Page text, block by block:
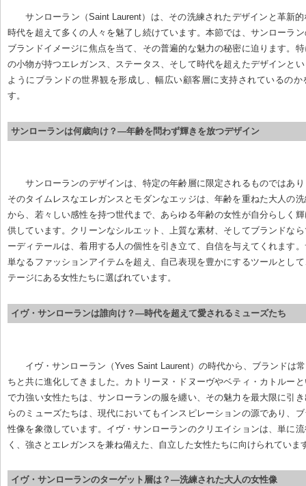
サンローラン（Saint Laurent）は、その洗練されたデザインと革新
時代を超えて多くの人々を魅了し続けています。本節では、サンローラ
ブランドイメージに焦点を当て、その普遍的な魅力の秘密に迫ります。
の小物が持つエレガンス、ステータス、そして時代を超えたデザインと
ようにブランドの世界観を形成し、幅広い顧客層に支持されているのか
す。
サンローランは何歳向け？—年齢を問わず輝きを放つデザイン
サンローランのデザインは、特定の年齢層に限定されるものではあ
そのタイムレスなエレガンスとモダンなエッジは、年齢を重ねた大人の
から、若々しい感性を持つ世代まで、あらゆる年齢の女性が自分らしく
供しています。クリーンなシルエット、上質な素材、そしてブランドな
ーディテールは、着用する人の個性を引き立て、自信を与えてくれます
単なるファッションアイテムを超え、自己表現を豊かにするツールとし
テージにある女性たちに選ばれています。
イヴ・サンローランは誰向け？—時代を超えて愛されるミューズたち
イヴ・サンローラン（Yves Saint Laurent）の時代から、ブランドは
ちと共に進化してきました。カトリーヌ・ドヌーヴやベティ・カトルー
で力強い女性たちは、サンローランの服を纏い、その魅力を最大限に引
らのミューズたちは、現代においてもインスピレーションの源であり、
性像を象徴しています。イヴ・サンローランのクリエイションは、単に
く、強さとエレガンスを兼ね備えた、自立した女性たちに向けられていま
イヴ・サンローランのターゲット層は？—洗練された大人の女性像